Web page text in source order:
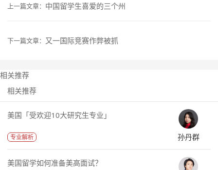
上一篇文章： 中国留学生喜爱的三个州
下一篇文章： 又一国际竞赛作弊被抓
相关推荐
相关推荐
美国「受欢迎10大研究生专业」
专业解析 孙丹群
美国留学如何准备美高面试？